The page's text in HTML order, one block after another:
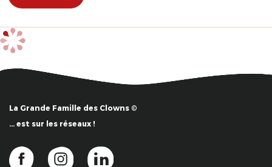
La Grande Famille des Clowns ©
… est sur les réseaux !